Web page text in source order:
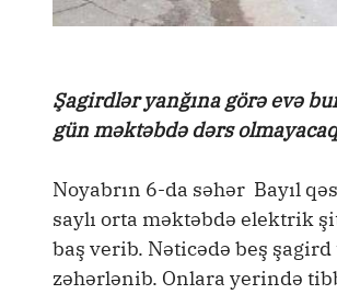
Şagirdlər yanğına görə evə
gün məktəbdə dərs olmayacaq
Noyabrın 6-da səhər Bayıl
saylı orta məktəbdə elektrik
baş verib. Nəticədə beş
zəhərlənib. Onlara yerində